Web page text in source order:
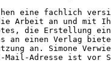
eine fachlich
Arbeit an und mit
die Erstellung
an einen Verlag
an. Simone
Mail-Adresse ist vor